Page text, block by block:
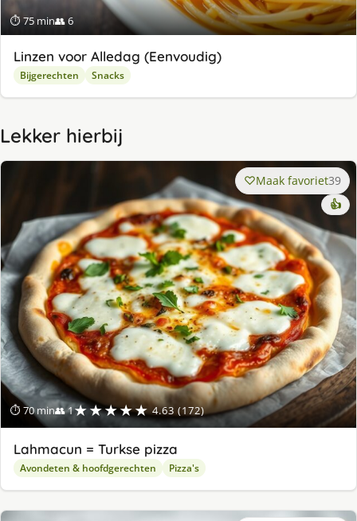
⏱ 75 min👥 6
Linzen voor Alledag (Eenvoudig)
Bijgerechten Snacks
Lekker hierbij
⏱ 70 min👥 1★★★★★ 4.63 (172)
Maak favoriet39
👍
Lahmacun = Turkse pizza
Avondeten & hoofdgerechten Pizza's